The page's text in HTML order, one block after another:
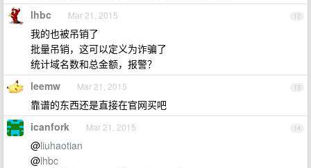
12
lhbc Mar 21, 2015
我的也被吊销了
批量吊销，这可以定义为诈骗了
统计域名数和总金额，报警？
13
leemw Mar 21, 2015
靠谱的东西还是直接在官网买吧
14
icanfork Mar 21, 2015
@liuhaotian
@lhbc